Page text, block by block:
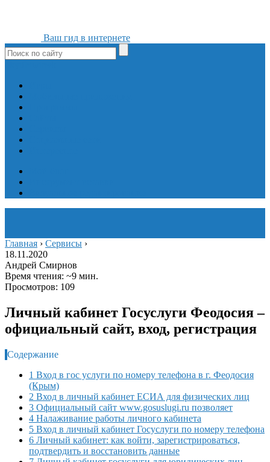
Ваш гид в интернете
Главная › Сервисы ›
18.11.2020
Андрей Смирнов
Время чтения: ~9 мин.
Просмотров: 109
Личный кабинет Госуслуги Феодосия –
официальный сайт, вход, регистрация
Содержание
1 Вход в гос услуги по номеру телефона в г. Феодосия
(Крым)
2 Вход в личный кабинет ЕСИА для физических лиц
3 Официальный сайт www.gosuslugi.ru позволяет
4 Налаживание работы личного кабинета
5 Вход в личный кабинет Госуслуги по номеру телефона
6 Личный кабинет: как войти, зарегистрироваться,
подтвердить и восстановить данные